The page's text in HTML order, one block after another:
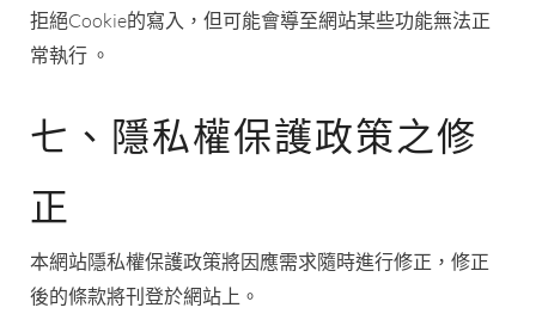
拒絕Cookie的寫入，但可能會導至網站某些功能無法正
常執行 。
七、隱私權保護政策之修
正
本網站隱私權保護政策將因應需求隨時進行修正，修正
後的條款將刊登於網站上。